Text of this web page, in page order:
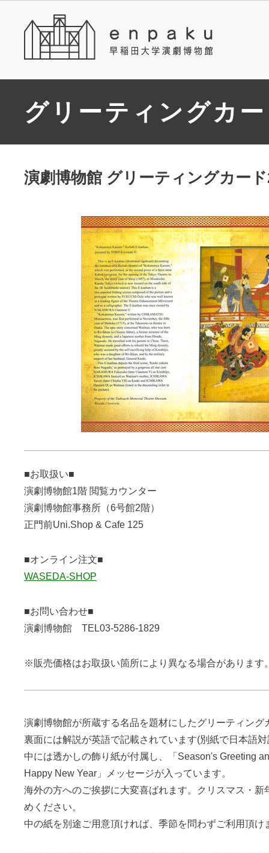
グリーティングカ
演劇博物館 グリーティングカー
■お取扱い■
演劇博物館1階 閲覧カウンター
演劇博物館事務所（6号館2階）
正門前Uni.Shop & Cafe 125
■オンライン注文■
WASEDA-SHOP
■お問い合わせ■
演劇博物館 TEL03-5286-1829
※販売価格はお取扱い箇所により異なる場合があります
演劇博物館が所蔵する名品を題材にしたグリーティング
裏面には解説が英語で記載されています(別紙で日本語
中には透かしの飾り紙が付属し、「Season's Greeting
Happy New Year」メッセージが入っています。
海外の方へのご挨拶に大変喜ばれます。クリスマス・新
めください。
中の紙を別途ご用意頂ければ、季節を問わずご利用頂け